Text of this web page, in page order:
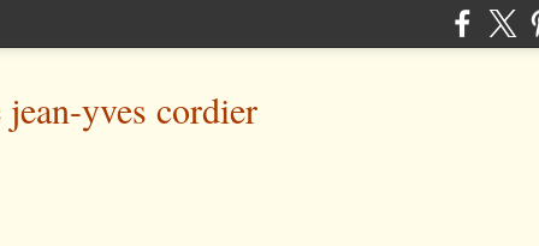
yves cordier